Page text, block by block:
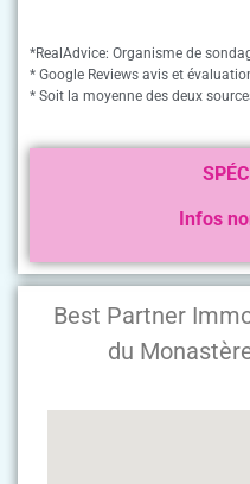
Best Partner
du
*RealAdvice: Organisme de
* Google Reviews avis et
* Soit la moyenne des deux
Infos